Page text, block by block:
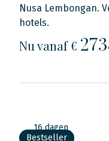
Nusa Lembongan.
hotels.
Nu vanaf €
16 dagen
Bestseller